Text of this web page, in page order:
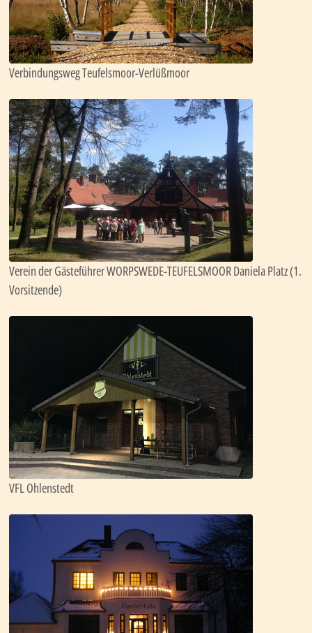
Verbindungsweg Teufelsmoor-Verlüßmoor
Verein der Gästeführer WORPSWEDE-TEUFELSMOOR Daniela Platz (1.
Vorsitzende)
VFL Ohlenstedt